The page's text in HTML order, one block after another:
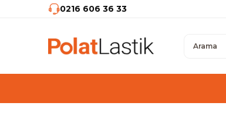
0216 606 36 33